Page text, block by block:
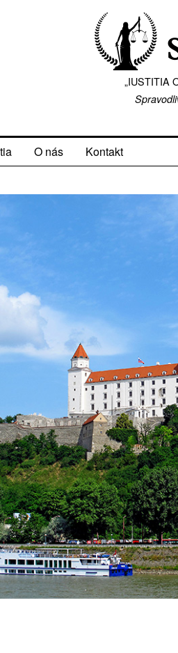
„IUSTITIA
O nás Kontakt